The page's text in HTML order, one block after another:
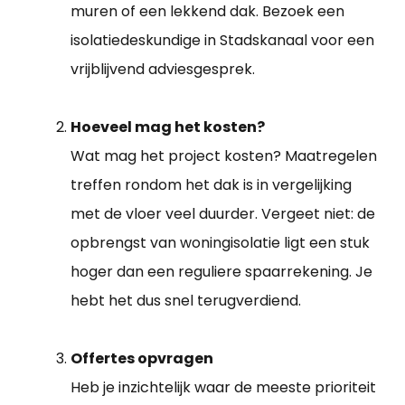
muren of een lekkend dak. Bezoek een
isolatiedeskundige in Stadskanaal voor een
vrijblijvend adviesgesprek.
Hoeveel mag het kosten?
Wat mag het project kosten? Maatregelen
treffen rondom het dak is in vergelijking
met de vloer veel duurder. Vergeet niet: de
opbrengst van woningisolatie ligt een stuk
hoger dan een reguliere spaarrekening. Je
hebt het dus snel terugverdiend.
Offertes opvragen
Heb je inzichtelijk waar de meeste prioriteit